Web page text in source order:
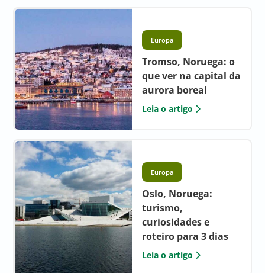
Europa
Tromso, Noruega: o
que ver na capital da
aurora boreal
Leia o artigo
Europa
Oslo, Noruega:
turismo,
curiosidades e
roteiro para 3 dias
Leia o artigo